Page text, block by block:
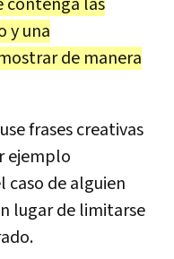
y una
de manera
frases creativas
ejemplo
caso de alguien
lugar de limitarse